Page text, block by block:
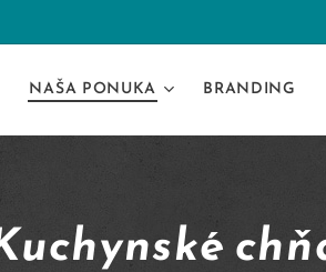
NAŠA PONUKA BRANDING